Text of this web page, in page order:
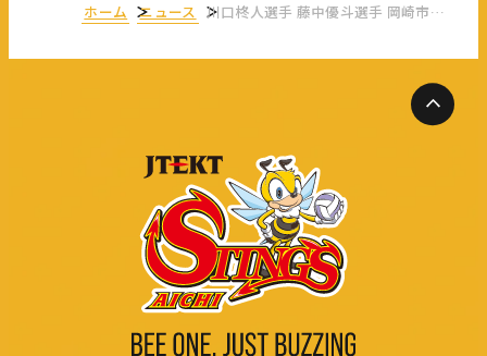
ホーム ニュース 川口柊人選手 藤中優斗選手 岡崎市消防本部主催『119 SUMMER FESTIVAL』出演のお知らせ